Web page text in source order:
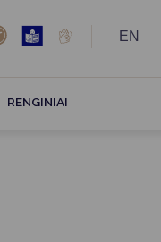
EN
RENGINIAI